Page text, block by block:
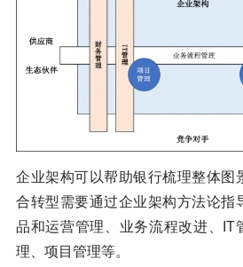
企业架构可以帮助银行梳理整体图
合转型需要通过企业架构方法论指
品和运营管理、业务流程改进、IT
理、项目管理等。